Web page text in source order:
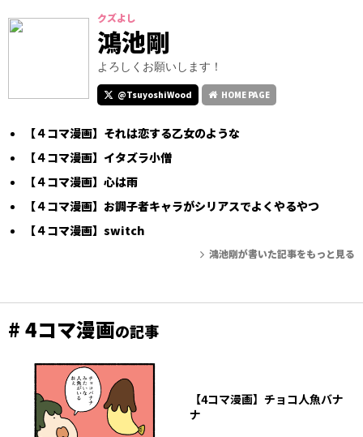
クズよし
鴻池剛
よろしくお願いします！
@TsuyoshiWood HOME PAGE
【４コマ漫画】それは恋する乙女のような
【４コマ漫画】イタズラ小僧
【４コマ漫画】心は雨
【４コマ漫画】お調子者キャラがシリアスでよくやるやつ
【４コマ漫画】switch
鴻池剛が書いた記事をもっと見る
# 4コマ漫画の記事
【4コマ漫画】チョコ人魚バナ
ナ